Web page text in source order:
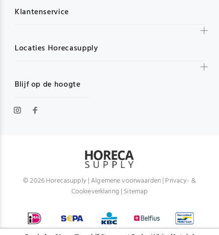
Blijf op de hoogte
Klantenservice
Locaties Horecasupply
© 2026 Horecasupply |Algemene voorwaarden| Privacy- &
Cookieverklaring | Sitemap